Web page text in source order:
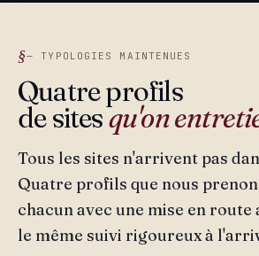
— TYPOLOGIES MAINTENUES
Quatre profils
de sitesqu'on
Tous les sites n'arrivent pas
Quatre profils que nous
chacun avec une mise en route
le même suivi rigoureux à